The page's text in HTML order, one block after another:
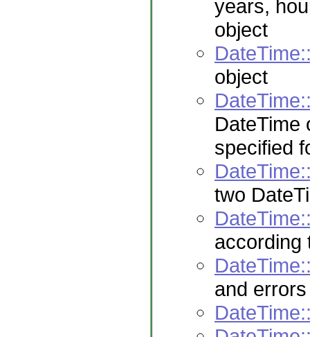
years,
object
object
DateTime
specified
two
according
and errors